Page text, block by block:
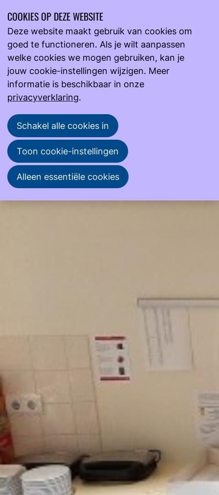
Actueel Nieuws WHAMM wordt LinkMM
WHAMM wordt LinkMM
Een nieuwe naam voor de Werkgroep
NVML
16 januari 2025
COOKIES OP DEZE WEBSITE
Deze website maakt gebruik van cookies om
goed te functioneren. Als je wilt aanpassen
welke cookies we mogen gebruiken, kan je
jouw cookie-instellingen wijzigen. Meer
informatie is beschikbaar in onze
privacyverklaring.
Schakel alle cookies in
Toon cookie-instellingen
Alleen essentiële cookies